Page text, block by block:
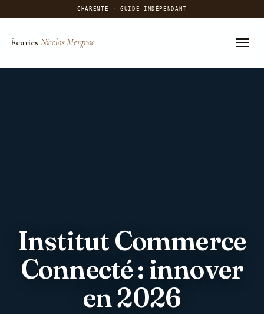
CHARENTE · GUIDE INDÉPENDANT
Écuries Nicolas Mergnac
Institut Commerce
Connecté : innover
en 2026